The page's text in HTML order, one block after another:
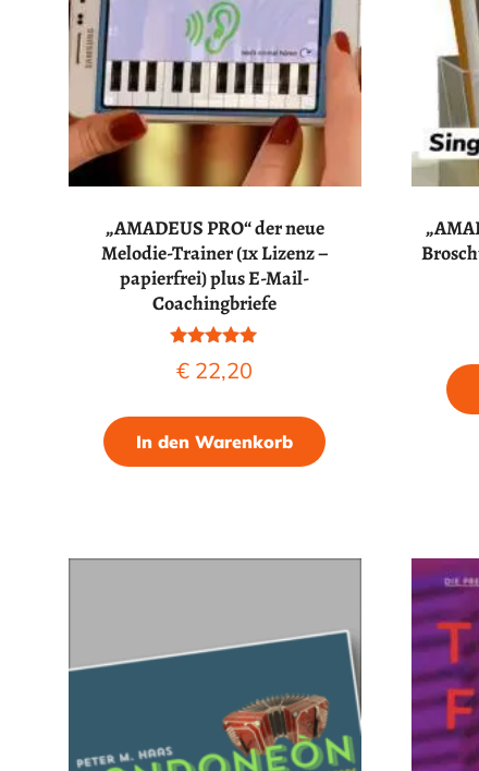
„AMADEUS PRO“ der neue
Melodie-Trainer (1x Lizenz –
papierfrei) plus E-Mail-
Coachingbriefe
Bewertet
mit
€ 22,20
In den Warenkorb